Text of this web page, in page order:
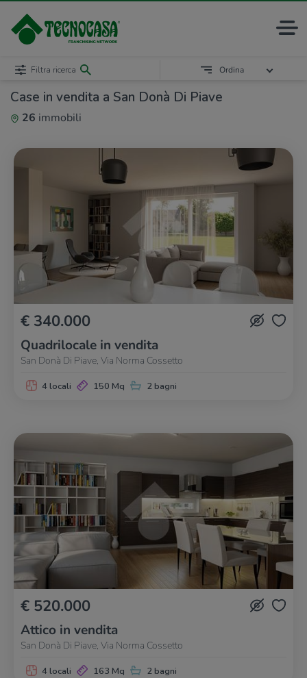
Case in vendita a San Donà Di Piave
26 immobili
Filtra ricerca Ordina
€ 340.000
Quadrilocale in vendita
San Donà Di Piave, Via Norma Cossetto
4 locali 150 Mq 2 bagni
€ 520.000
Attico in vendita
San Donà Di Piave, Via Norma Cossetto
4 locali 163 Mq 2 bagni